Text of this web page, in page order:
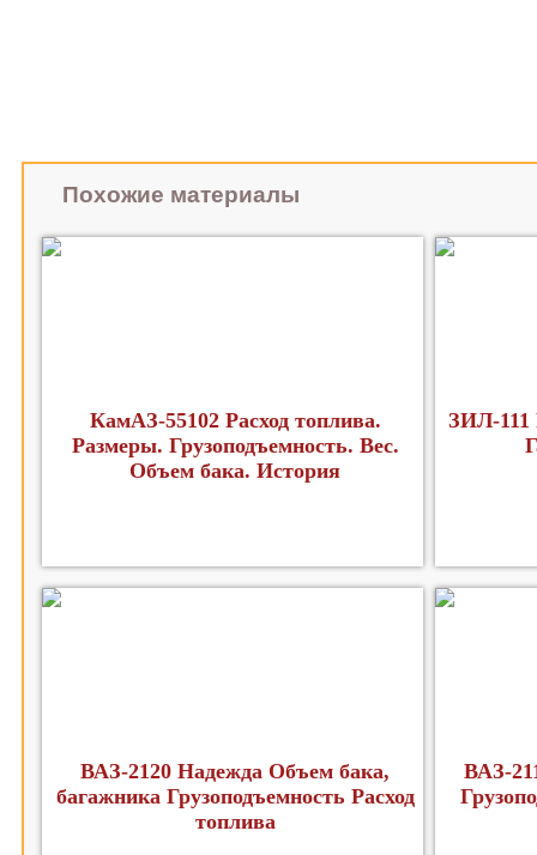
Похожие материалы
КамАЗ-55102 Расход топлива.
Размеры. Грузоподъемность. Вес.
Объем бака. История
ЗИЛ-111
ВАЗ-2120 Надежда Объем бака,
багажника Грузоподъемность Расход
топлива
ВАЗ-